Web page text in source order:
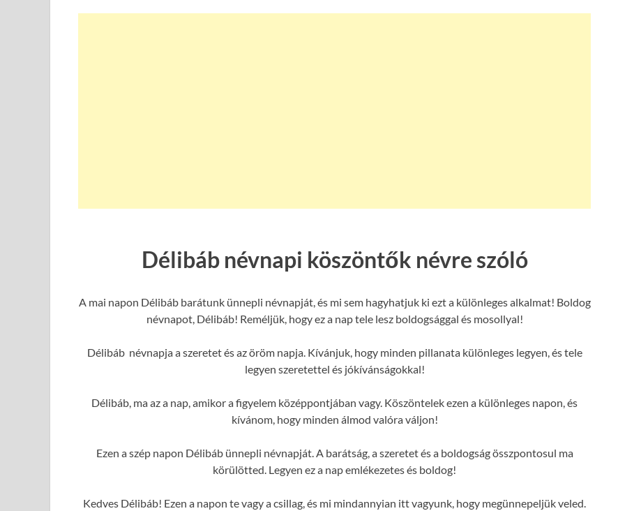
Délibáb névnapi köszöntők névre szóló
A mai napon Délibáb barátunk ünnepli névnapját, és mi sem hagyhatjuk ki ezt a különleges alkalmat! Boldog
névnapot, Délibáb! Reméljük, hogy ez a nap tele lesz boldogsággal és mosollyal!
Délibáb névnapja a szeretet és az öröm napja. Kívánjuk, hogy minden pillanata különleges legyen, és tele
legyen szeretettel és jókívánságokkal!
Délibáb, ma az a nap, amikor a figyelem középpontjában vagy. Köszöntelek ezen a különleges napon, és
kívánom, hogy minden álmod valóra váljon!
Ezen a szép napon Délibáb ünnepli névnapját. A barátság, a szeretet és a boldogság összpontosul ma
körülötted. Legyen ez a nap emlékezetes és boldog!
Kedves Délibáb! Ezen a napon te vagy a csillag, és mi mindannyian itt vagyunk, hogy megünnepeljük veled.